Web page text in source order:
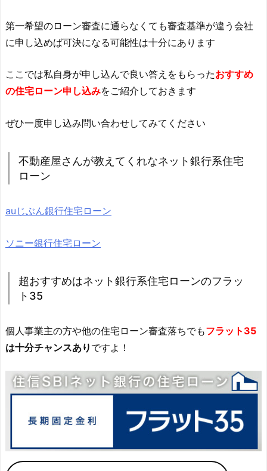
第一希望のローン審査に通らなくても審査基準が違う会社
に申し込めば可決になる可能性は十分にあります
ここでは私自身が申し込んで良い答えをもらったおすすめ
の住宅ローン申し込みをご紹介しておきます
ぜひ一度申し込み問い合わせしてみてください
不動産屋さんが教えてくれなネット銀行系住宅
ローン
auじぶん銀行住宅ローン
ソニー銀行住宅ローン
超おすすめはネット銀行系住宅ローンのフラッ
ト35
個人事業主の方や他の住宅ローン審査落ちでもフラット35
は十分チャンスあり ですよ！